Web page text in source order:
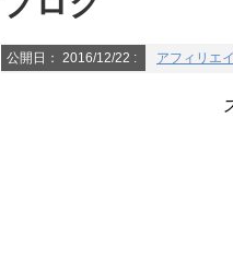
公開日： 2016/12/22 : アフィリエ